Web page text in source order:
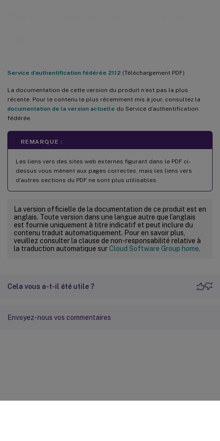
Service d’authentification fédérée 2112 (Téléchargement PDF)
La documentation de cette version du produit n’est pas la plus
récente. Pour le contenu le plus récemment mis à jour, consultez la
documentation de la version actuelle du Service d’authentification
fédérée.
REMARQUE :
Les liens vers des sites web externes figurant dans le PDF ci-
dessus vous mènent aux pages correctes, mais les liens vers
d’autres sections du PDF ne sont plus utilisables.
La version officielle de la documentation de ce produit est en
anglais. Toute version dans une langue autre que l’anglais
est fournie uniquement à titre indicatif et peut inclure du
contenu traduit automatiquement. Pour en savoir plus,
veuillez consulter la clause de non-responsabilité relative à
la traduction automatique surCloud Software Group home.
Cela vous a-t-il été utile ?
Envoyez-nous vos commentaires